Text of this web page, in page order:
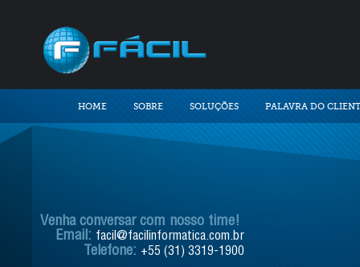
HOME SOBRE SOLUÇÕES PALAVRA DO
Venha conversar com nosso time!
Email: facil@facilinformatica.com.br
Telefone: +55 (31) 3319-1900